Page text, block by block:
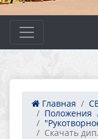
Главная
Положения
Скачать